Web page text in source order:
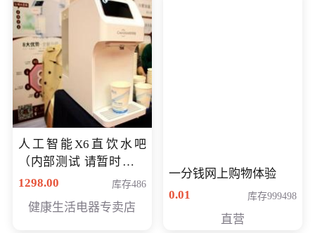
人工智能X6直饮水吧
（内部测试 请暂时不要
购买）
1298.00 库存486
健康生活电器专卖店
一分钱网上购物体验
0.01
库存999498
直营